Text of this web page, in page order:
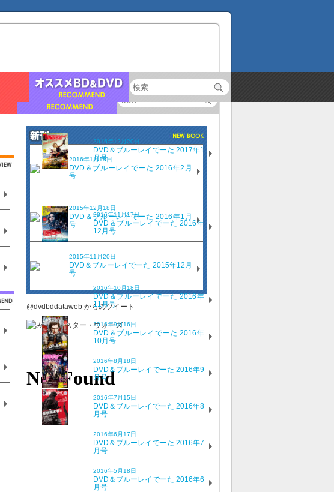
2016年1月18日
DVD＆ブルーレイでーた 2016年2月
号
2015年12月18日
DVD＆ブルーレイでーた 2016年1月
号
2015年11月20日
DVD＆ブルーレイでーた 2015年12月
号
@dvdbddataweb からのツイート
2016年12月20日
DVD＆ブルーレイでーた 2017年1
月号
ー映画100本
2016年11月17日
DVD＆ブルーレイでーた 2016年
12月号
ぶらぶら美術・博物館 プレミアムア
ートブック／特別編集 まるごと一冊
2016年10月18日
DVD＆ブルーレイでーた 2016年
11月号
2016年9月16日
DVD＆ブルーレイでーた 2016年
10月号
2016年8月18日
DVD＆ブルーレイでーた 2016年9
月号
2016年7月15日
DVD＆ブルーレイでーた 2016年8
月号
2016年6月17日
DVD＆ブルーレイでーた 2016年7
月号
2016年5月18日
DVD＆ブルーレイでーた 2016年6
月号